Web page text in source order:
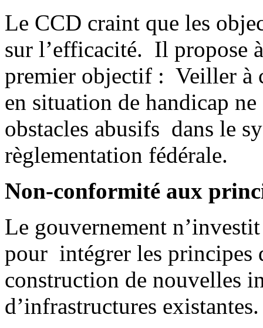
Le CCD craint que les
sur l’efficacité. Il propose
premier objectif : Veiller à
en situation de handicap
obstacles abusifs dans le
règlementation fédérale.
Non-conformité aux
Le gouvernement
pour intégrer les principes
construction de nouvelles
d’infrastructures